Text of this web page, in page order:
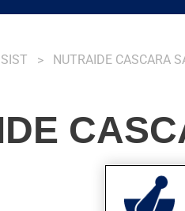
NUTRAIDE CASCARA